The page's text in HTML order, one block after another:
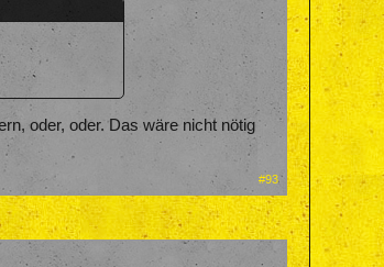
oder, oder. Das wäre nicht nötig
#93